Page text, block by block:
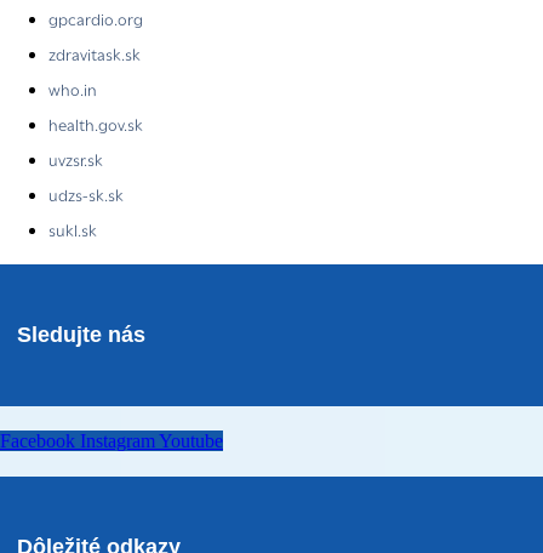
gpcardio.org
zdravitask.sk
who.in
health.gov.sk
uvzsr.sk
udzs-sk.sk
sukl.sk
Sledujte nás
Facebook Instagram Youtube
Dôležité odkazy